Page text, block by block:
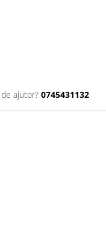
ajutor? 0745431132